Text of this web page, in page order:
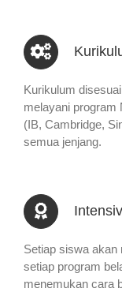
Kurikulum
melayani program
(IB, Cambridge,
semua jenjang.
Setiap siswa akan
setiap program
menemukan cara